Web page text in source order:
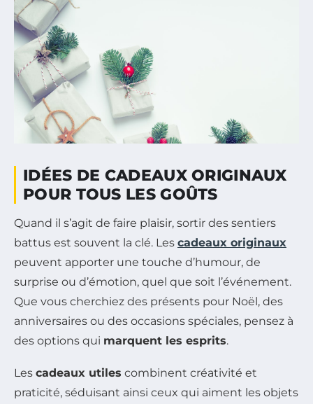
IDÉES DE CADEAUX ORIGINAUX
POUR TOUS LES GOÛTS
Quand il s’agit de faire plaisir, sortir des sentiers
battus est souvent la clé. Les cadeaux originaux
peuvent apporter une touche d’humour, de
surprise ou d’émotion, quel que soit l’événement.
Que vous cherchiez des présents pour Noël, des
anniversaires ou des occasions spéciales, pensez à
des options qui marquent les esprits.
Les cadeaux utiles combinent créativité et
praticité, séduisant ainsi ceux qui aiment les objets